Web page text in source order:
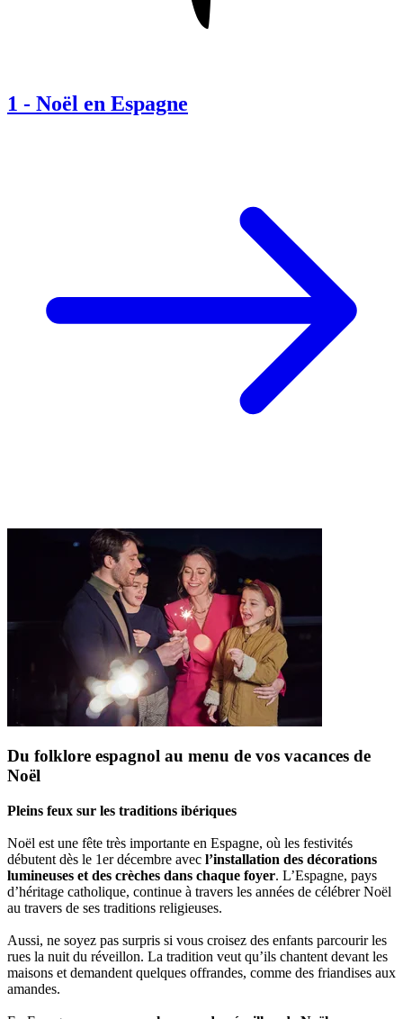
1 - Noël en Espagne
Du folklore espagnol au menu de vos vacances de
Noël
Pleins feux sur les traditions ibériques
Noël est une fête très importante en Espagne, où les festivités
débutent dès le 1er décembre avec l’installation des décorations
lumineuses et des crèches dans chaque foyer. L’Espagne, pays
d’héritage catholique, continue à travers les années de célébrer Noël
au travers de ses traditions religieuses.
Aussi, ne soyez pas surpris si vous croisez des enfants parcourir les
rues la nuit du réveillon. La tradition veut qu’ils chantent devant les
maisons et demandent quelques offrandes, comme des friandises aux
amandes.